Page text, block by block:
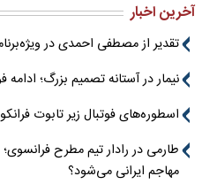
آخرین اخبار
تقدیر از مصطفی احمدی در
نیمار در آستانه تصمیم بزرگ؛
اسطوره‌های فوتبال زیر تابوت
طارمی در رادار تیم مطرح
مهاجم ایرانی می‌شود؟